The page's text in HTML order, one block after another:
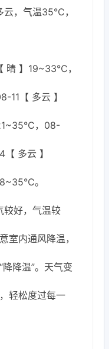
云，气温35℃，
晴 】19~33℃，
【 多云 】
，08-
多云 】
。
较好，气温较
室内通风降温，
降温”。天气变
轻松度过每一